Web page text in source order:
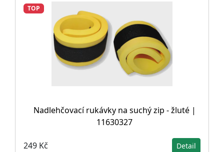
TOP
Nadlehčovací rukávky na suchý zip - žluté |
11630327
249 Kč Detail